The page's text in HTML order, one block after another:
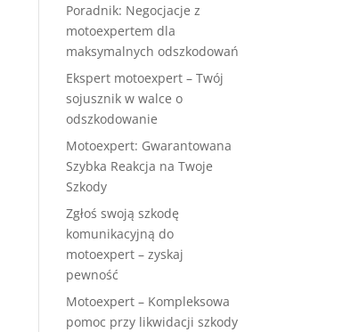
Poradnik: Negocjacje z
motoexpertem dla
maksymalnych odszkodowań
Ekspert motoexpert – Twój
sojusznik w walce o
odszkodowanie
Motoexpert: Gwarantowana
Szybka Reakcja na Twoje
Szkody
Zgłoś swoją szkodę
komunikacyjną do
motoexpert – zyskaj
pewność
Motoexpert – Kompleksowa
pomoc przy likwidacji szkody